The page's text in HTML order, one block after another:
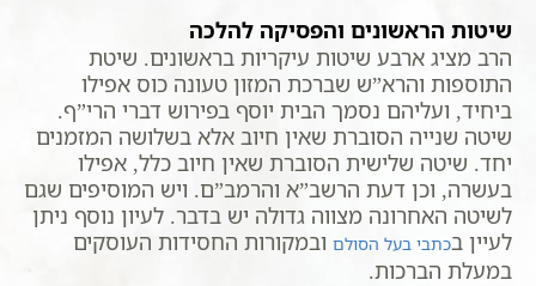
שיטות הראשונים והפסיקה להלכה
הרב מציג ארבע שיטות עיקריות בראשונים. שיטת
התוספות והרא”ש שברכת המזון טעונה כוס אפילו
ביחיד, ועליהם נסמך הבית יוסף בפירוש דברי הרי”ף.
שיטה שנייה הסוברת שאין חיוב אלא בשלושה המזמנים
יחד. שיטה שלישית הסוברת שאין חיוב כלל, אפילו
בעשרה, וכן דעת הרשב”א והרמב”ם. ויש המוסיפים שגם
לשיטה האחרונה מצווה גדולה יש בדבר. לעיון נוסף ניתן
לעיין בכתבי בעל הסולם ובמקורות החסידות העוסקים
במעלת הברכות.